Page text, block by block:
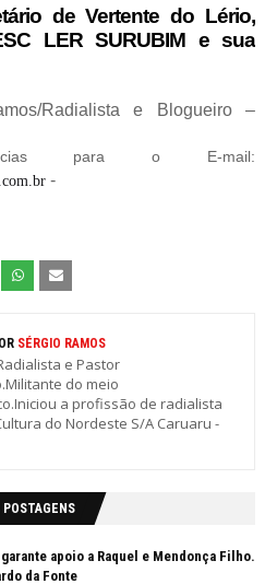
de Vertente do Lério,
LER SURUBIM e sua
Radialista e Blogueiro –
para o E-mail:
-
SÉRGIO RAMOS
e Pastor
do meio
a profissão de radialista
do Nordeste S/A Caruaru -
apoio a Raquel e Mendonça Filho.
da Fonte